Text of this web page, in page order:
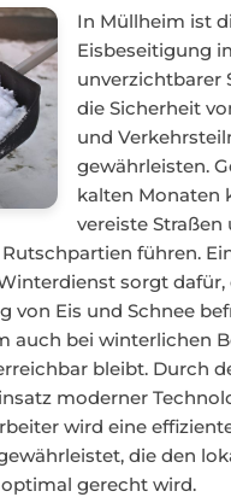
In Müllheim ist
Eisbeseitigung
unverzichtbarer
die Sicherheit
und
gewährleisten.
kalten Monaten
vereiste Straßen
führen.
sorgt dafür,
von Eis und Schnee
auch bei winterlichen
bleibt. Durch
moderner
wird eine
die den
gerecht wird.